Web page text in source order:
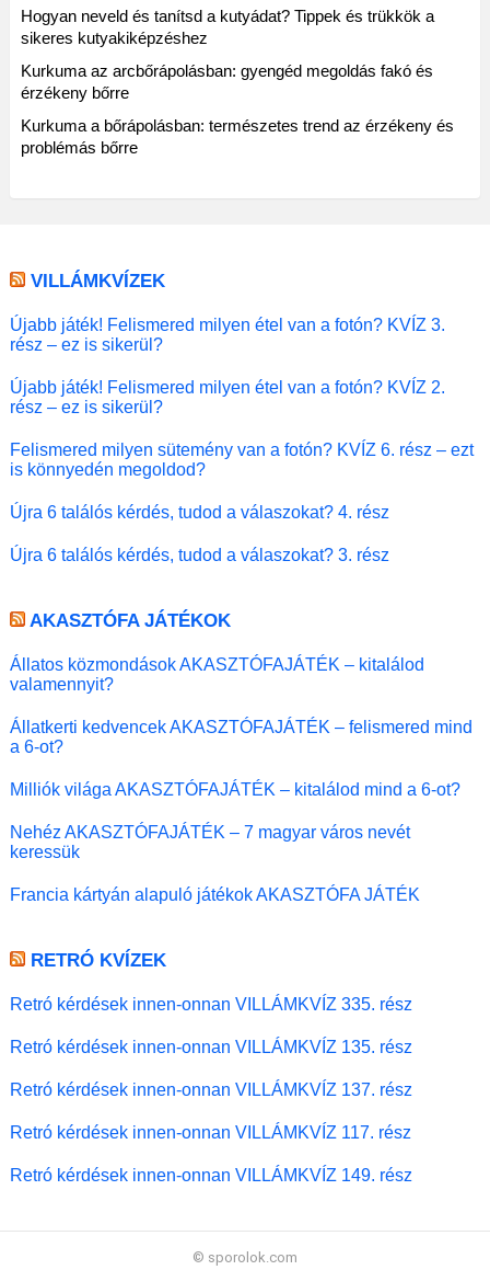
Hogyan neveld és tanítsd a kutyádat? Tippek és trükkök a
sikeres kutyakiképzéshez
Kurkuma az arcbőrápolásban: gyengéd megoldás fakó és
érzékeny bőrre
Kurkuma a bőrápolásban: természetes trend az érzékeny és
problémás bőrre
VILLÁMKVÍZEK
Újabb játék! Felismered milyen étel van a fotón? KVÍZ 3.
rész – ez is sikerül?
Újabb játék! Felismered milyen étel van a fotón? KVÍZ 2.
rész – ez is sikerül?
Felismered milyen sütemény van a fotón? KVÍZ 6. rész – ezt
is könnyedén megoldod?
Újra 6 találós kérdés, tudod a válaszokat? 4. rész
Újra 6 találós kérdés, tudod a válaszokat? 3. rész
AKASZTÓFA JÁTÉKOK
Állatos közmondások AKASZTÓFAJÁTÉK – kitalálod
valamennyit?
Állatkerti kedvencek AKASZTÓFAJÁTÉK – felismered mind
a 6-ot?
Milliók világa AKASZTÓFAJÁTÉK – kitalálod mind a 6-ot?
Nehéz AKASZTÓFAJÁTÉK – 7 magyar város nevét
keressük
Francia kártyán alapuló játékok AKASZTÓFA JÁTÉK
RETRÓ KVÍZEK
Retró kérdések innen-onnan VILLÁMKVÍZ 335. rész
Retró kérdések innen-onnan VILLÁMKVÍZ 135. rész
Retró kérdések innen-onnan VILLÁMKVÍZ 137. rész
Retró kérdések innen-onnan VILLÁMKVÍZ 117. rész
Retró kérdések innen-onnan VILLÁMKVÍZ 149. rész
© sporolok.com